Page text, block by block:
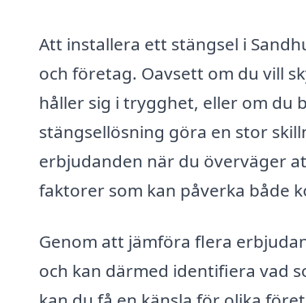
Att installera ett stängsel i
och företag. Oavsett om du vill
håller sig i trygghet, eller om du
stängsellösning göra en stor
erbjudanden när du överväger
faktorer som kan påverka både
Genom att jämföra flera
och kan därmed identifiera vad